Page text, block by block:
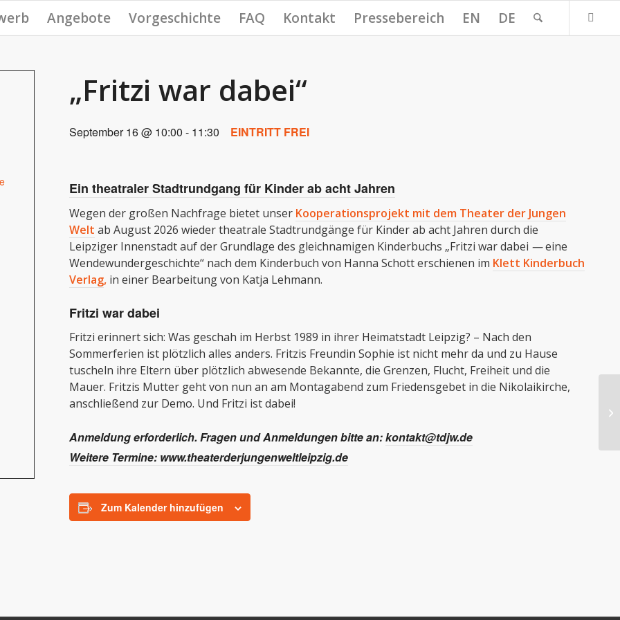
Angebote Vorgeschichte FAQ Kontakt Pressebereich EN DE
„Fritzi war dabei“
September 16 @ 10:00 - 11:30 EINTRITT FREI
Ein theatraler Stadtrundgang für Kinder ab acht Jahren
Wegen der großen Nachfrage bietet unser Kooperationsprojekt mit dem Theater der Jungen
Welt ab August 2026 wieder theatrale Stadtrundgänge für Kinder ab acht Jahren durch die
Leipziger Innenstadt auf der Grundlage des gleichnamigen Kinderbuchs „Fritzi war dabei —eine
Wendewundergeschichte“ nach dem Kinderbuch von Hanna Schott erschienen im Klett Kinderbuch
Verlag,in einer Bearbeitung von Katja Lehmann.
Fritzi war dabei
Fritzi erinnert sich: Was geschah im Herbst 1989 in ihrer Heimatstadt Leipzig? – Nach den
Sommerferien ist plötzlich alles anders. Fritzis Freundin Sophie ist nicht mehr da und zu Hause
tuscheln ihre Eltern über plötzlich abwesende Bekannte, die Grenzen, Flucht, Freiheit und die
Mauer. Fritzis Mutter geht von nun an am Montagabend zum Friedensgebet in die Nikolaikirche,
anschließend zur Demo. Und Fritzi ist dabei!
Anmeldung erforderlich. Fragen und Anmeldungen bitte an:kontakt@tdjw.de
Weitere Termine: www.theaterderjungenweltleipzig.de
Zum Kalender hinzufügen